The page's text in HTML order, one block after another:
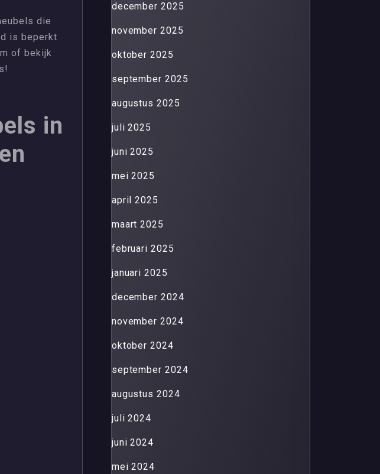
die
is beperkt
of bekijk
in
december 2025
november 2025
oktober 2025
september 2025
augustus 2025
juli 2025
juni 2025
mei 2025
april 2025
maart 2025
februari 2025
januari 2025
december 2024
november 2024
oktober 2024
september 2024
augustus 2024
juli 2024
juni 2024
mei 2024